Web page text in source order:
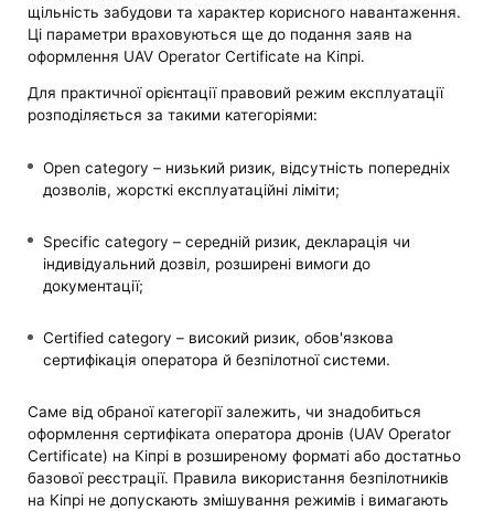
щільність забудови та характер корисного навантаження.
Ці параметри враховуються ще до подання заяв на
оформлення UAV Operator Certificate на Кіпрі.
Для практичної орієнтації правовий режим експлуатації
розподіляється за такими категоріями:
Open category – низький ризик, відсутність попередніх
дозволів, жорсткі експлуатаційні ліміти;
Specific category – середній ризик, декларація чи
індивідуальний дозвіл, розширені вимоги до
документації;
Certified category – високий ризик, обов'язкова
сертифікація оператора й безпілотної системи.
Саме від обраної категорії залежить, чи знадобиться
оформлення сертифіката оператора дронів (UAV Operator
Certificate) на Кіпрі в розширеному форматі або достатньо
базової реєстрації. Правила використання безпілотників
на Кіпрі не допускають змішування режимів і вимагають